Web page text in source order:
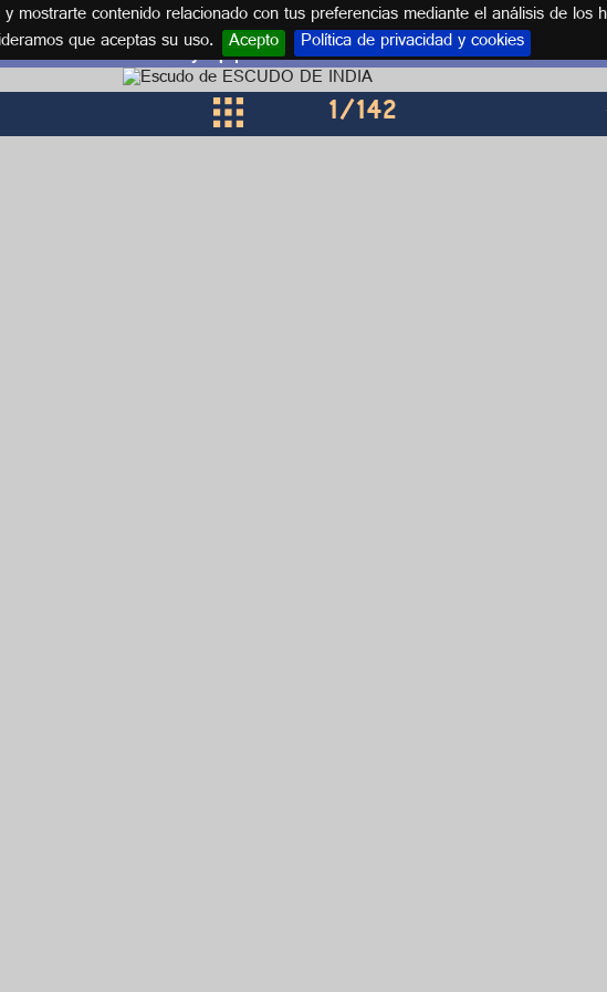
mostrarte contenido relacionado con tus preferencias mediante el análisis de los
que aceptas su uso. Acepto Política de privacidad y cookies
Escudos y equipaciones de INDIA
1/142